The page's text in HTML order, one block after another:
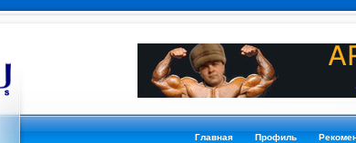
Главная Профиль